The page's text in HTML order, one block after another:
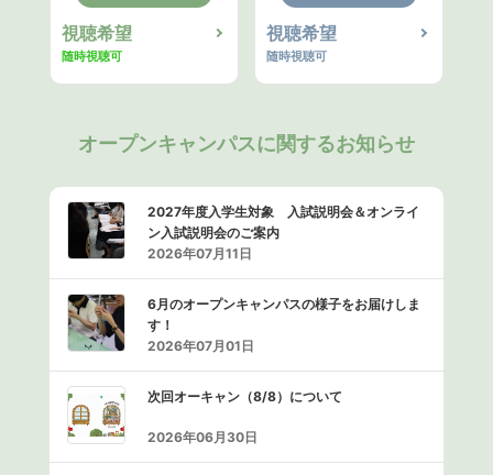
視聴希望
随時視聴可
視聴希望
随時視聴可
オープンキャンパスに関するお知らせ
2027年度入学生対象 入試説明会＆オンライ
ン入試説明会のご案内
2026年07月11日
6月のオープンキャンパスの様子をお届けしま
す！
2026年07月01日
次回オーキャン（8/8）について
2026年06月30日